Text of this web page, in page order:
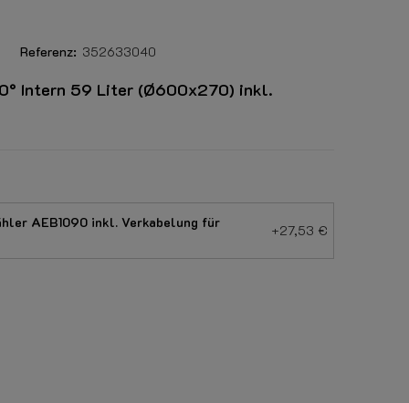
Referenz: 352633040
Intern 59 Liter (Ø600x270) inkl.
AEB1090 inkl. Verkabelung für
+27,53 €